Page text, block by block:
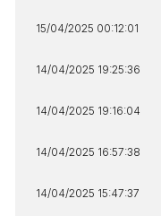
15/04/2025 00:12:01
14/04/2025 19:25:36
14/04/2025 19:16:04
14/04/2025 16:57:38
14/04/2025 15:47:37